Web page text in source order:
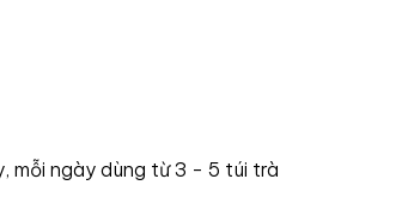
mỗi ngày dùng từ 3 - 5 túi trà